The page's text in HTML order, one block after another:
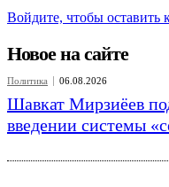
Войдите, чтобы оставить
Новое на сайте
Политика 06.08.2026
Шавкат Мирзиёев
введении системы